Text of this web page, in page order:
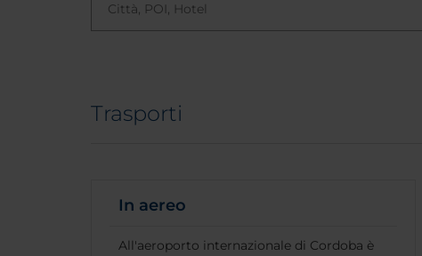
Trasporti
In aereo
All'aeroporto internazionale di Cordoba è